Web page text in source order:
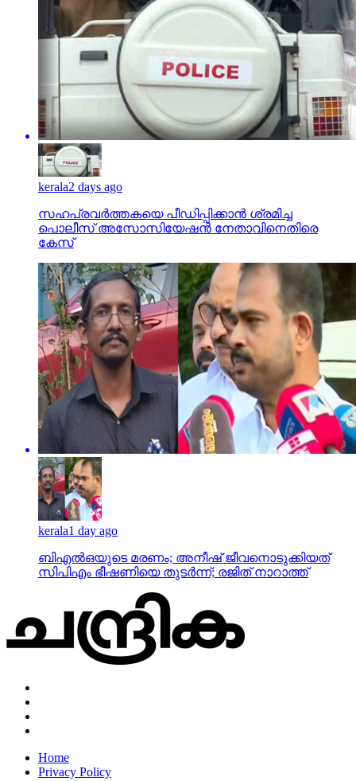
kerala2 days ago
സഹപ്രവര്‍ത്തകയെ പീഡിപ്പിക്കാന്‍ ശ്രമിച്ച
പൊലീസ് അസോസിയേഷന്‍ നേതാവിനെതിരെ
കേസ്
kerala1 day ago
ബിഎല്‍ഒയുടെ മരണം; അനീഷ് ജീവനൊടുക്കിയത്
സിപിഎം ഭീഷണിയെ തുടര്‍ന്ന്; രജിത് നാറാത്ത്
Home
Privacy Policy